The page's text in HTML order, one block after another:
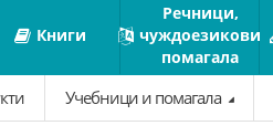
Книги
Речници,
чуждоезикови
помагала
Учебници и помагала